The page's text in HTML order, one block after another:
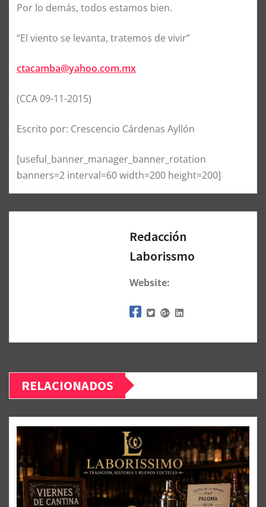
Por lo demás, todos estamos bien.
“El viento se levanta, tratemos de vivir”
ctacamba@yahoo.com.mx
(CCA 09-11-2015)
Escrito por: Crescencio Cárdenas Ayllón
[useful_banner_manager_banner_rotation
banners=2 interval=60 width=200 height=200]
Redacción
Laborissmo
Website:
RELACIONADOS